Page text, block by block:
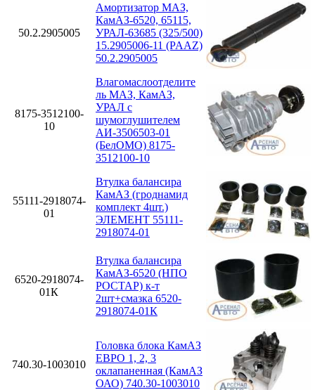
50.2.2905005
Амортизатор МАЗ,
КамАЗ-6520, 65115,
УРАЛ-63685 (325/500)
15.2905006-11 (PAAZ)
50.2.2905005
8175-3512100-
10
Влагомаслоотделите
ль МАЗ, КамАЗ,
УРАЛ с
шумоглушителем
АИ-3506503-01
(БелОМО) 8175-
3512100-10
55111-2918074-
01
Втулка балансира
КамАЗ (гроднамид
комплект 4шт.)
ЭЛЕМЕНТ 55111-
2918074-01
6520-2918074-
01К
Втулка балансира
КамАЗ-6520 (НПО
РОСТАР) к-т
2шт+смазка 6520-
2918074-01К
740.30-1003010
Головка блока КамАЗ
ЕВРО 1, 2, 3
оклапаненная (КамАЗ
ОАО) 740.30-1003010